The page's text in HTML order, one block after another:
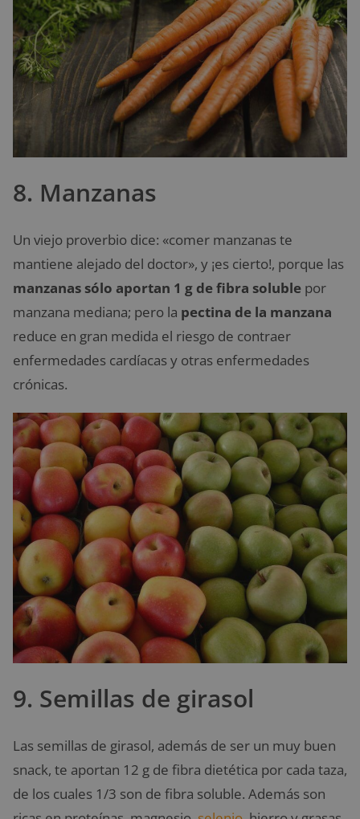
8. Manzanas
Un viejo proverbio dice: «comer manzanas te
mantiene alejado del doctor», y ¡es cierto!, porque las
manzanas sólo aportan 1 g de fibra soluble por
manzana mediana; pero la pectina de la manzana
reduce en gran medida el riesgo de contraer
enfermedades cardíacas y otras enfermedades
crónicas.
9. Semillas de girasol
Las semillas de girasol, además de ser un muy buen
snack, te aportan 12 g de fibra dietética por cada taza,
de los cuales 1/3 son de fibra soluble. Además son